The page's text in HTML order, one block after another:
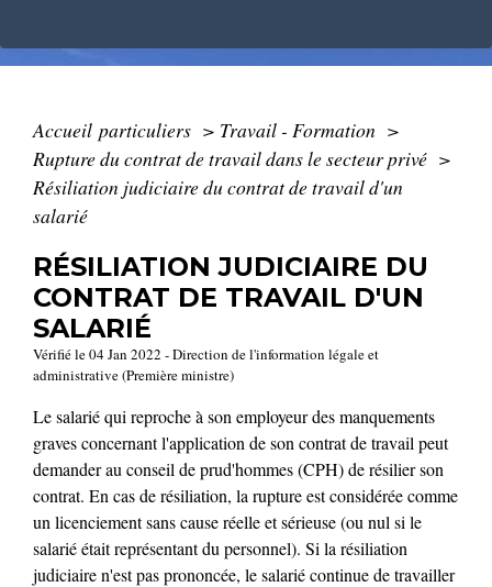
Accueil particuliers > Travail - Formation >
Rupture du contrat de travail dans le secteur privé >
Résiliation judiciaire du contrat de travail d'un
salarié
RÉSILIATION JUDICIAIRE DU
CONTRAT DE TRAVAIL D'UN
SALARIÉ
Vérifié le 04 Jan 2022 - Direction de l'information légale et
administrative (Première ministre)
Le salarié qui reproche à son employeur des manquements
graves concernant l'application de son contrat de travail peut
demander au conseil de prud'hommes (CPH) de résilier son
contrat. En cas de résiliation, la rupture est considérée comme
un licenciement sans cause réelle et sérieuse (ou nul si le
salarié était représentant du personnel). Si la résiliation
judiciaire n'est pas prononcée, le salarié continue de travailler